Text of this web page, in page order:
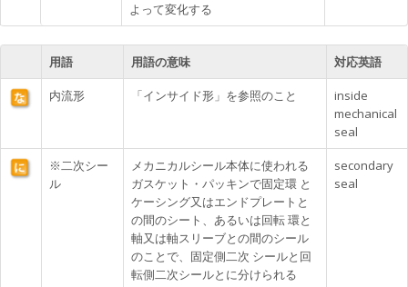
よって変化する
用語 用語の意味 対応英語
内流形 「インサイド形」を参照のこと
inside
mechanical
seal
※二次シー
ル
メカニカルシール本体に使われる
ガスケット・パッキンで固定環 と
ケーシング又はエンドプレートと
の間のシート、あるいは回転 環と
軸又は軸スリーブとの間のシール
のことで、固定側二次 シールと回
転側二次シールとに分けられる
secondary
seal